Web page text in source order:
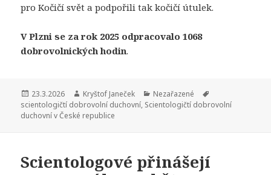
pro Kočičí svět a podpořili tak kočičí útulek.
V Plzni se za rok 2025 odpracovalo 1068
dobrovolnických hodin.
Publikováno:
23.3.2026 Autor:
Kryštof Janeček Rubriky:
Nezařazené
scientologičtí dobrovolní duchovní, Scientologičtí dobrovolní
duchovní v České republice
Scientologové přinášejí